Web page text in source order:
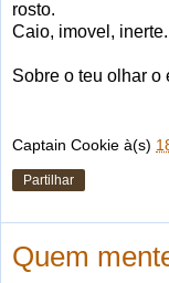
rosto.
Caio, imovel,
Sobre o teu olhar o
Captain Cookie à(s)
Partilhar
Quem